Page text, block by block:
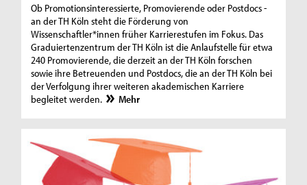
Ob Promotionsinteressierte, Promovierende oder Postdocs -
an der TH Köln steht die Förderung von
Wissenschaftler*innen früher Karrierestufen im Fokus. Das
Graduiertenzentrum der TH Köln ist die Anlaufstelle für etwa
240 Promovierende, die derzeit an der TH Köln forschen
sowie ihre Betreuenden und Postdocs, die an der TH Köln bei
der Verfolgung ihrer weiteren akademischen Karriere
begleitet werden.
Mehr